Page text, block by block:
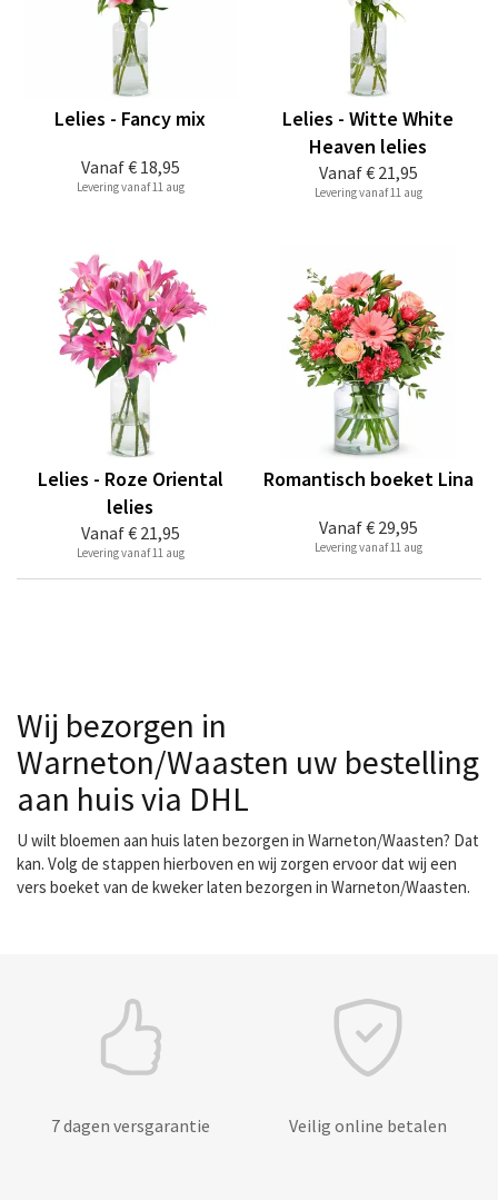
Vanaf€ 18,95
Lelies - Fancy mix
Levering vanaf 11 aug
Vanaf€ 21,95
Lelies - Witte White
Heaven lelies
Levering vanaf 11 aug
Vanaf€ 21,95
Lelies - Roze Oriental
lelies
Levering vanaf 11 aug
Vanaf€ 29,95
Romantisch boeket Lina
Levering vanaf 11 aug
Wij bezorgen in
Warneton/Waasten uw bestelling
aan huis via DHL
U wilt bloemen aan huis laten bezorgen in Warneton/Waasten? Dat
kan. Volg de stappen hierboven en wij zorgen ervoor dat wij een
vers boeket van de kweker laten bezorgen in Warneton/Waasten.
7 dagen versgarantie Veilig online betalen